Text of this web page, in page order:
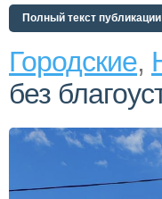
Полный текст публикации
Городские,
без